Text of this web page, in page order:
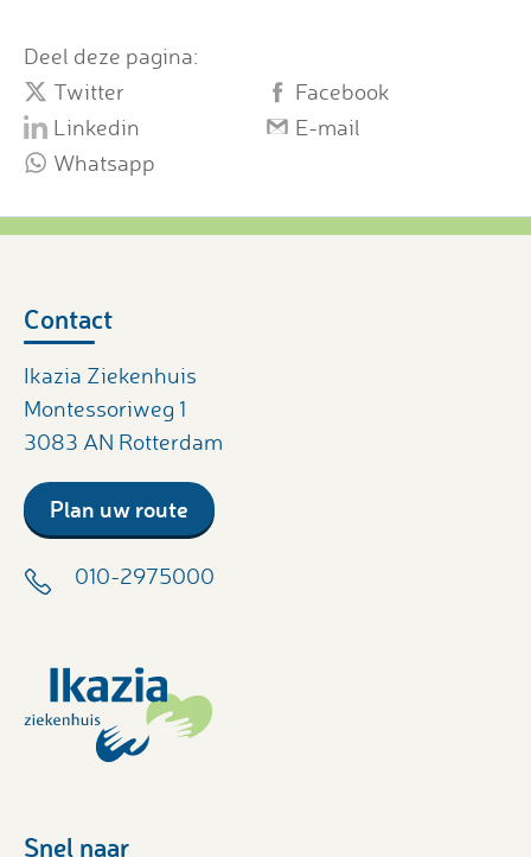
Deel deze pagina:
Twitter
Facebook
Linkedin
E-mail
Whatsapp
Contact
Ikazia Ziekenhuis
Montessoriweg 1
3083 AN Rotterdam
Plan uw route
010-2975000
Snel naar